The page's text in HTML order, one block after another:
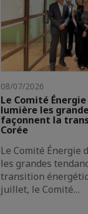
08/07/2026
Le Comité
lumière les
façonnent la
Corée
Le Comité Énergie
les grandes
transition
juillet, le Comité…